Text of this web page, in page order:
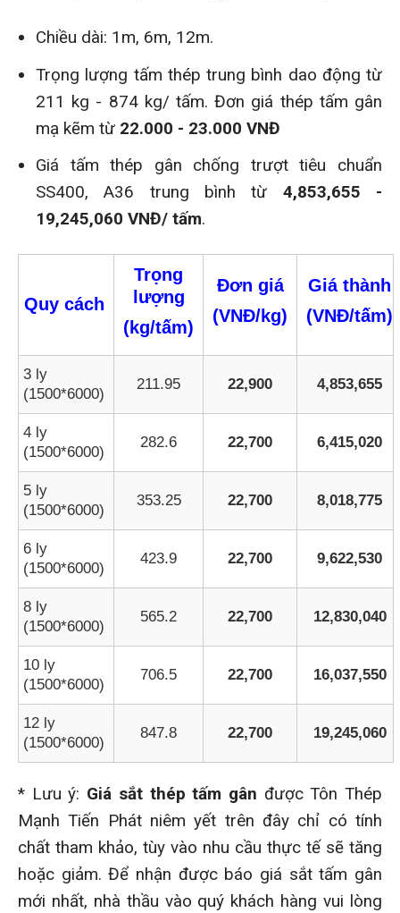
Chiều dài: 1m, 6m, 12m.
Trọng lượng tấm thép trung bình dao động từ
211 kg - 874 kg/ tấm. Đơn giá thép tấm gân
mạ kẽm từ 22.000 - 23.000 VNĐ
Giá tấm thép gân chống trượt tiêu chuẩn
SS400, A36 trung bình từ 4,853,655 -
19,245,060 VNĐ/ tấm.
Quy cách
Trọng
lượng
(kg/tấm)
Đơn giá
(VNĐ/kg)
Giá thành
(VNĐ/tấm)
3 ly
(1500*6000)
211.95 22,900 4,853,655
4 ly
(1500*6000)
282.6 22,700 6,415,020
5 ly
(1500*6000)
353.25 22,700 8,018,775
6 ly
(1500*6000)
423.9 22,700 9,622,530
8 ly
(1500*6000)
565.2 22,700 12,830,040
10 ly
(1500*6000)
706.5 22,700 16,037,550
12 ly
(1500*6000)
847.8 22,700 19,245,060
* Lưu ý: Giá sắt thép tấm gân được Tôn Thép
Mạnh Tiến Phát niêm yết trên đây chỉ có tính
chất tham khảo, tùy vào nhu cầu thực tế sẽ tăng
hoặc giảm. Để nhận được báo giá sắt tấm gân
mới nhất, nhà thầu vào quý khách hàng vui lòng